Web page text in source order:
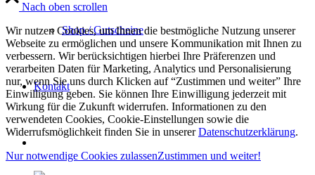
Shop / Gutscheine
Kontakt
Nach oben scrollen
Wir nutzen Cookies, um Ihnen die bestmögliche Nutzung unserer
Webseite zu ermöglichen und unsere Kommunikation mit Ihnen zu
verbessern. Wir berücksichtigen hierbei Ihre Präferenzen und
verarbeiten Daten für Marketing, Analytics und Personalisierung
nur, wenn Sie uns durch Klicken auf “Zustimmen und weiter” Ihre
Einwilligung geben. Sie können Ihre Einwilligung jederzeit mit
Wirkung für die Zukunft widerrufen. Informationen zu den
verwendeten Cookies, Cookie-Einstellungen sowie die
Widerrufsmöglichkeit finden Sie in unsererDatenschutzerklärung.
Nur notwendige Cookies zulassenZustimmen und weiter!